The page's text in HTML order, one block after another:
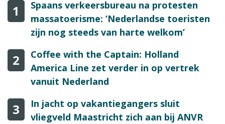
1
Spaans verkeersbureau na protesten
massatoerisme: ‘Nederlandse toeristen
zijn nog steeds van harte welkom’
2
Coffee with the Captain: Holland
America Line zet verder in op vertrek
vanuit Nederland
3
In jacht op vakantiegangers sluit
vliegveld Maastricht zich aan bij ANVR